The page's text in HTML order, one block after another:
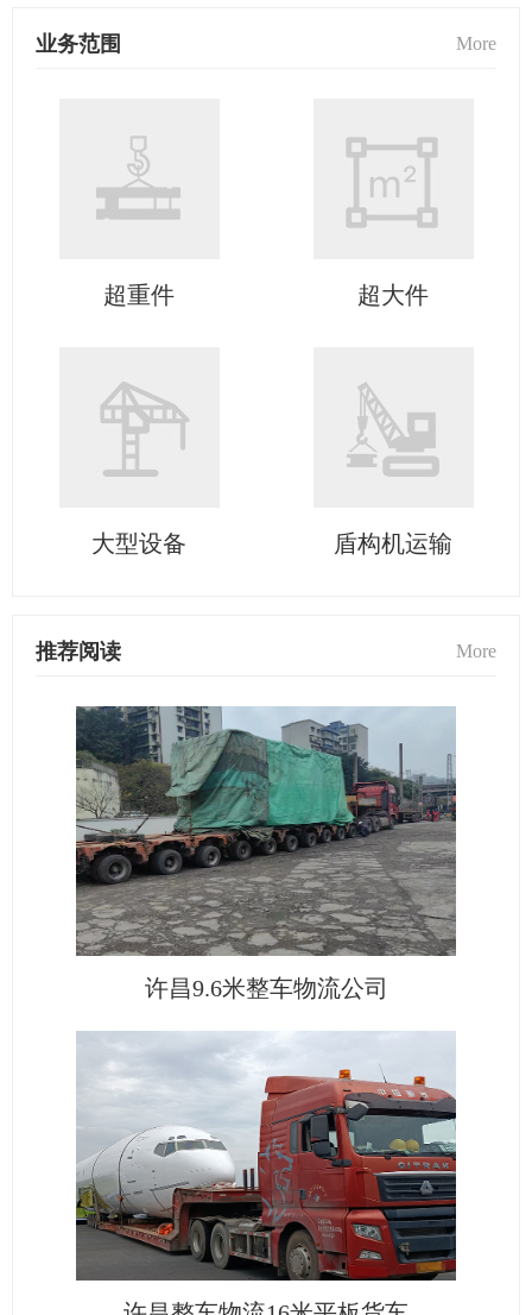
业务范围 More
超重件 超大件
大型设备 盾构机运输
推荐阅读 More
许昌9.6米整车物流公司